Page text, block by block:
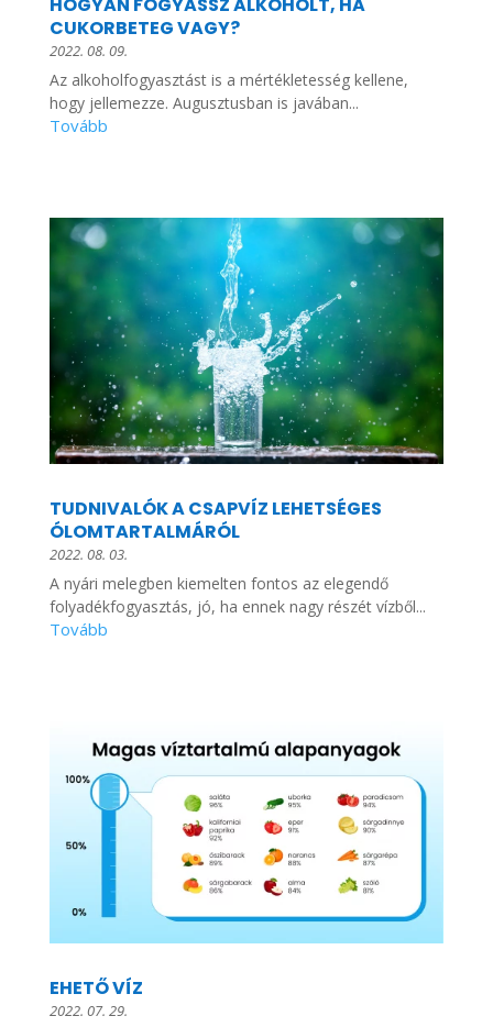
CUKORBETEG VAGY?
2022. 08. 09.
Az alkoholfogyasztást is a mértékletesség kellene,
hogy jellemezze. Augusztusban is javában...
TUDNIVALÓK A CSAPVÍZ LEHETSÉGES
ÓLOMTARTALMÁRÓL
2022. 08. 03.
A nyári melegben kiemelten fontos az elegendő
folyadékfogyasztás, jó, ha ennek nagy részét vízből...
EHETŐ VÍZ
2022. 07. 29.